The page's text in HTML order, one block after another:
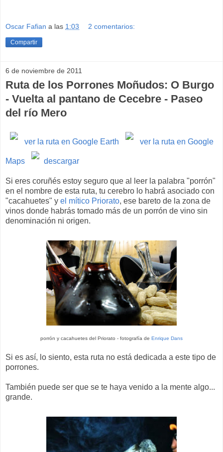
Oscar Fafian a las 1:03 2 comentarios:
Compartir
6 de noviembre de 2011
Ruta de los Porrones Moñudos: O Burgo
- Vuelta al pantano de Cecebre - Paseo
del río Mero
ver la ruta en Google Earth ver la ruta en Google
Maps descargar
Si eres coruñés estoy seguro que al leer la palabra "porrón"
en el nombre de esta ruta, tu cerebro lo habrá asociado con
"cacahuetes" y el mítico Priorato, ese bareto de la zona de
vinos donde habrás tomado más de un porrón de vino sin
denominación ni origen.
porrón y cacahuetes del Priorato - fotografía de Enrique Dans
Si es así, lo siento, esta ruta no está dedicada a este tipo de
porrones.
También puede ser que se te haya venido a la mente algo...
grande.